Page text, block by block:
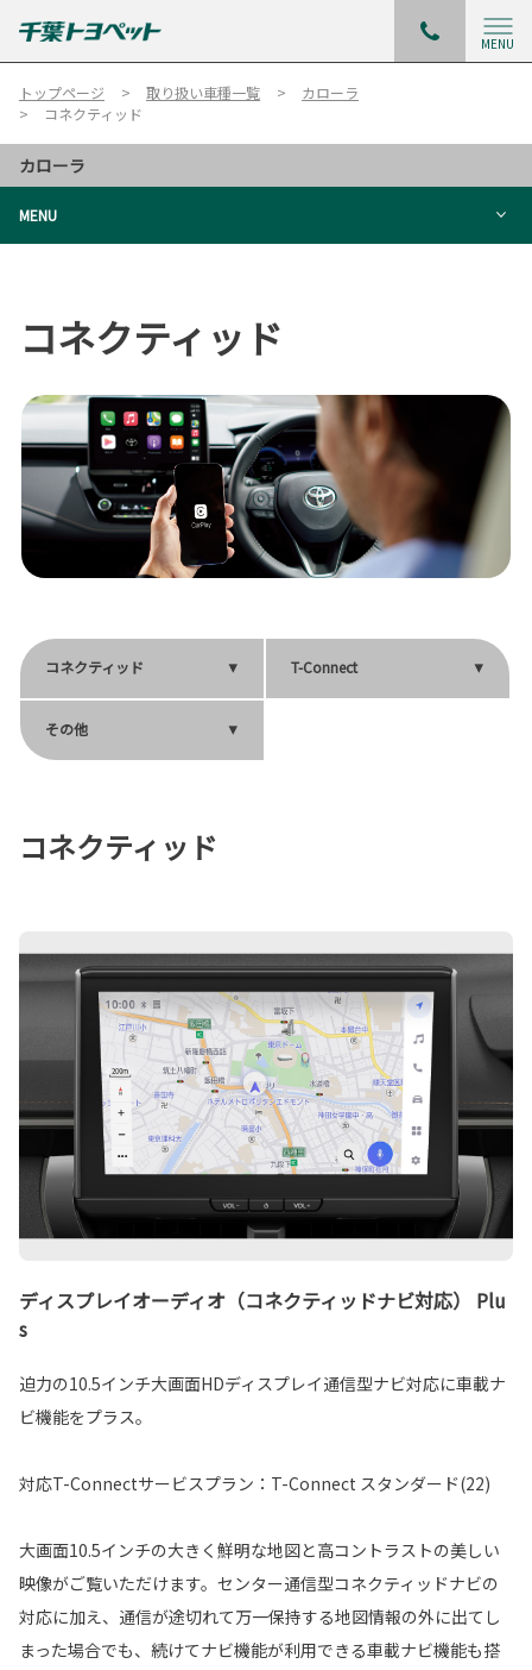
MENU
トップページ 取り扱い車種一覧
カローラ
コネクティッド
カローラ
MENU
コネクティッド
コネクティッド T-Connect
その他
コネクティッド
ディスプレイオーディオ（コネクティッドナビ対応） Plu
s
迫力の10.5インチ大画面HDディスプレイ通信型ナビ対応に車載ナ
ビ機能をプラス。
対応T-Connectサービスプラン：T-Connect スタンダード(22)
大画面10.5インチの大きく鮮明な地図と高コントラストの美しい
映像がご覧いただけます。センター通信型コネクティッドナビの
対応に加え、通信が途切れて万一保持する地図情報の外に出てし
まった場合でも、続けてナビ機能が利用できる車載ナビ機能も搭